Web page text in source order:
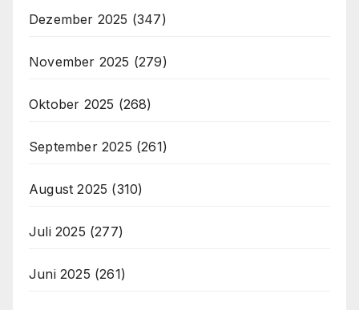
Dezember 2025 (347)
November 2025 (279)
Oktober 2025 (268)
September 2025 (261)
August 2025 (310)
Juli 2025 (277)
Juni 2025 (261)